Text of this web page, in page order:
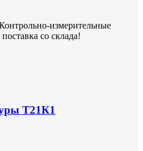
измерительные
со склада!
Т21К1